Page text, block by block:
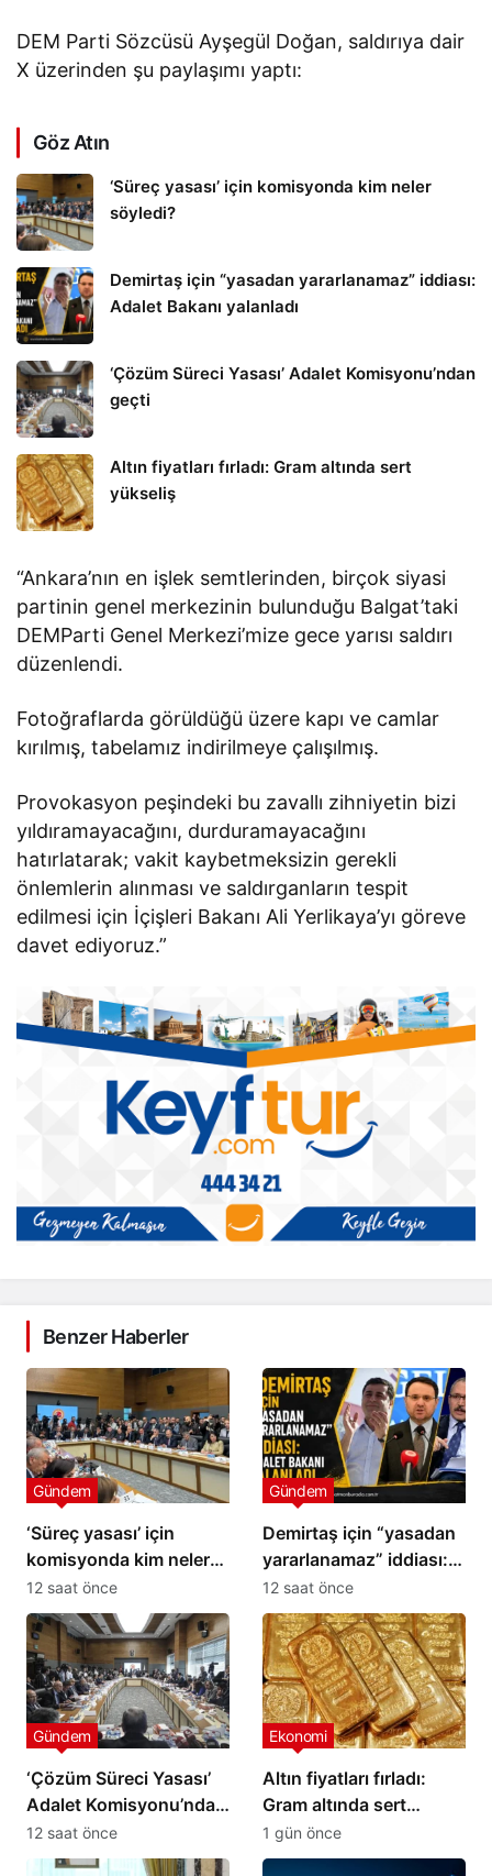
DEM Parti Sözcüsü Ayşegül Doğan, saldırıya dair
X üzerinden şu paylaşımı yaptı:
Göz Atın
‘Süreç yasası’ için komisyonda kim neler
söyledi?
Demirtaş için “yasadan yararlanamaz” iddiası:
Adalet Bakanı yalanladı
‘Çözüm Süreci Yasası’ Adalet Komisyonu’ndan
geçti
Altın fiyatları fırladı: Gram altında sert
yükseliş
“Ankara’nın en işlek semtlerinden, birçok siyasi
partinin genel merkezinin bulunduğu Balgat’taki
DEMParti Genel Merkezi’mize gece yarısı saldırı
düzenlendi.
Fotoğraflarda görüldüğü üzere kapı ve camlar
kırılmış, tabelamız indirilmeye çalışılmış.
Provokasyon peşindeki bu zavallı zihniyetin bizi
yıldıramayacağını, durduramayacağını
hatırlatarak; vakit kaybetmeksizin gerekli
önlemlerin alınması ve saldırganların tespit
edilmesi için İçişleri Bakanı Ali Yerlikaya’yı göreve
davet ediyoruz.”
Benzer Haberler
‘Süreç yasası’ için
komisyonda kim neler
söyledi?
Gündem
12 saat önce
Demirtaş için “yasadan
yararlanamaz” iddiası:
Adalet Bakanı yalanladı
Gündem
12 saat önce
‘Çözüm Süreci Yasası’
Adalet Komisyonu’ndan
geçti
Gündem
12 saat önce
Altın fiyatları fırladı:
Gram altında sert
yükseliş
Ekonomi
1 gün önce